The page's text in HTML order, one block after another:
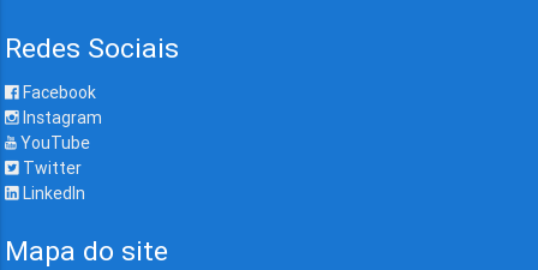
Redes Sociais
Facebook
Instagram
YouTube
Twitter
LinkedIn
Mapa do site